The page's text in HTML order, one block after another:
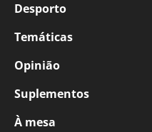
Desporto
Temáticas
Opinião
Suplementos
À mesa